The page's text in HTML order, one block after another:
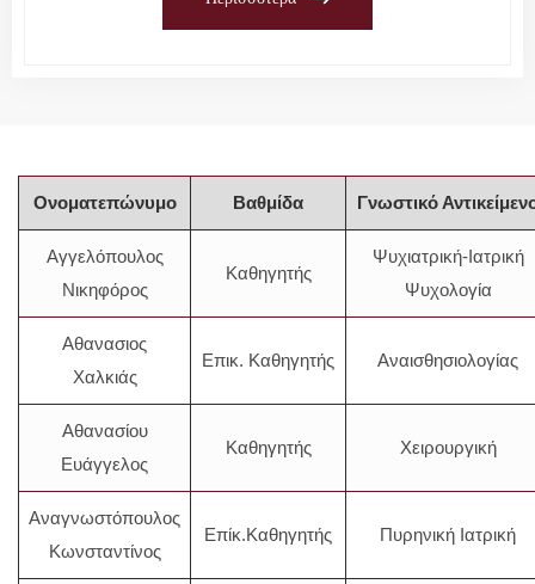
Ονοματεπώνυμο Βαθμίδα Γνωστικό
Αγγελόπουλος
Νικηφόρος
Καθηγητής
Ψυχιατρική-Ιατρική
Ψυχολογία
Αθανασιος
Χαλκιάς
Επικ. Καθηγητής Αναισθησιολογίας
Αθανασίου
Ευάγγελος
Καθηγητής Χειρουργική
Αναγνωστόπουλος
Κωνσταντίνος
Επίκ.Καθηγητής Πυρηνική Ιατρική